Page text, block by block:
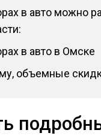
в авто можно
в авто в Омске
объемные